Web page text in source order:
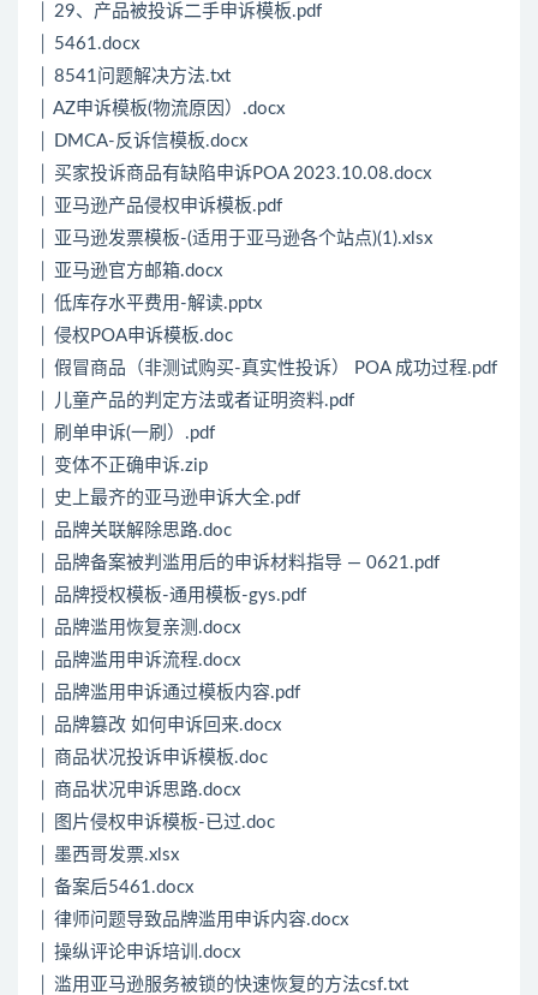
│ 29、产品被投诉二手申诉模板.pdf
│ 5461.docx
│ 8541问题解决方法.txt
│ AZ申诉模板(物流原因）.docx
│ DMCA-反诉信模板.docx
│ 买家投诉商品有缺陷申诉POA 2023.10.08.docx
│ 亚马逊产品侵权申诉模板.pdf
│ 亚马逊发票模板-(适用于亚马逊各个站点)(1).xlsx
│ 亚马逊官方邮箱.docx
│ 低库存水平费用-解读.pptx
│ 侵权POA申诉模板.doc
│ 假冒商品（非测试购买-真实性投诉） POA 成功过程.pdf
│ 儿童产品的判定方法或者证明资料.pdf
│ 刷单申诉(一刷）.pdf
│ 变体不正确申诉.zip
│ 史上最齐的亚马逊申诉大全.pdf
│ 品牌关联解除思路.doc
│ 品牌备案被判滥用后的申诉材料指导 — 0621.pdf
│ 品牌授权模板-通用模板-gys.pdf
│ 品牌滥用恢复亲测.docx
│ 品牌滥用申诉流程.docx
│ 品牌滥用申诉通过模板内容.pdf
│ 品牌篡改 如何申诉回来.docx
│ 商品状况投诉申诉模板.doc
│ 商品状况申诉思路.docx
│ 图片侵权申诉模板-已过.doc
│ 墨西哥发票.xlsx
│ 备案后5461.docx
│ 律师问题导致品牌滥用申诉内容.docx
│ 操纵评论申诉培训.docx
│ 滥用亚马逊服务被锁的快速恢复的方法csf.txt